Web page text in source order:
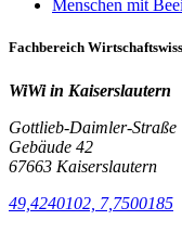
Menschen mit
Fachbereich
WiWi in Kaiserslautern
Gottlieb-Daimler-Straße
Gebäude 42
67663 Kaiserslautern
49,4240102, 7,7500185